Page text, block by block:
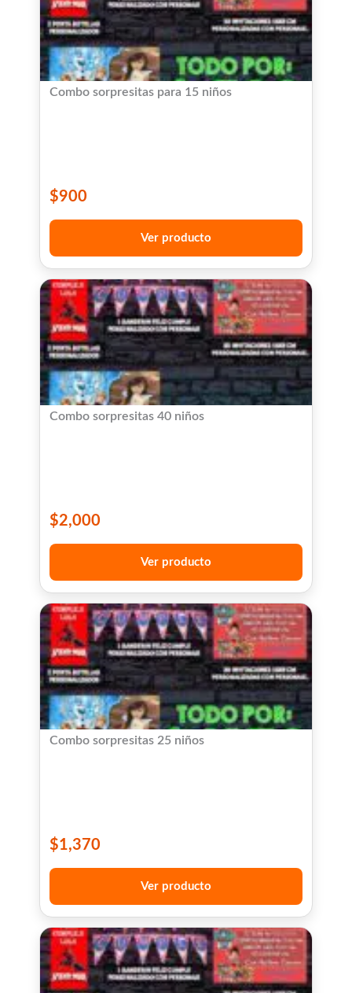
Combo sorpresitas para 15 niños
$900
Ver producto
Combo sorpresitas 40 niños
$2,000
Ver producto
Combo sorpresitas 25 niños
$1,370
Ver producto